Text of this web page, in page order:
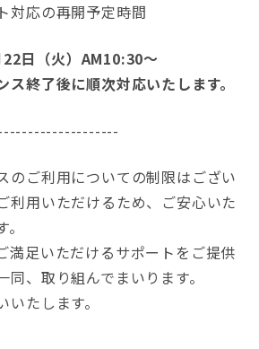
対応の再開予定時間
日（火）AM10:30～
ス終了後に順次対応いたします。
のご利用についての制限はござい
利用いただけるため、ご安心いた
満足いただけるサポートをご提供
、取り組んでまいります。
たします。